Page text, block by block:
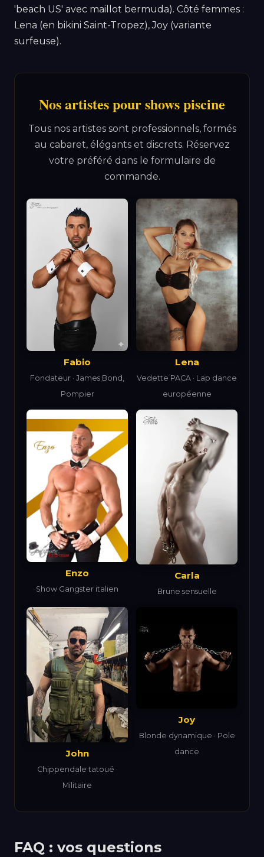
'beach US' avec maillot bermuda). Côté femmes :
Lena (en bikini Saint-Tropez), Joy (variante
surfeuse).
Nos artistes pour shows piscine
Tous nos artistes sont professionnels, formés
au cabaret, élégants et discrets. Réservez
votre préféré dans le formulaire de
commande.
Fabio
Fondateur · James Bond,
Pompier
Lena
Vedette PACA · Lap dance
européenne
Enzo
Show Gangster italien
Carla
Brune sensuelle
John
Chippendale tatoué ·
Militaire
Joy
Blonde dynamique · Pole
dance
FAQ : vos questions